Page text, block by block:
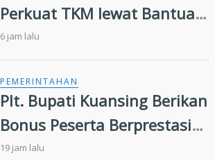
Perkuat TKM lewat Bantuan
Modal Usaha
6 jam lalu
PEMERINTAHAN
Plt. Bupati Kuansing Berikan
Bonus Peserta Berprestasi
MTQ ke 44 Tingkat Provinsi
19 jam lalu